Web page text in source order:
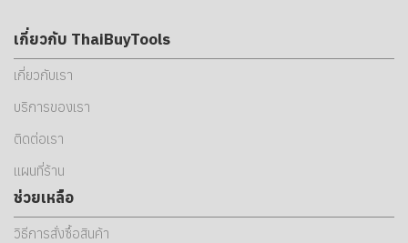
เกี่ยวกับ ThaiBuyTools
เกี่ยวกับเรา
บริการของเรา
ติดต่อเรา
แผนที่ร้าน
ช่วยเหลือ
วิธีการสั่งซื้อสินค้า